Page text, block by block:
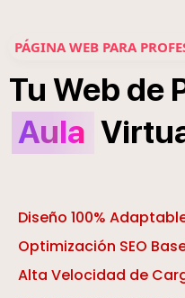
PÁGINA WEB PARA
Tu Web de
Aula
Diseño 100%
Optimización SEO
Alta Velocidad de